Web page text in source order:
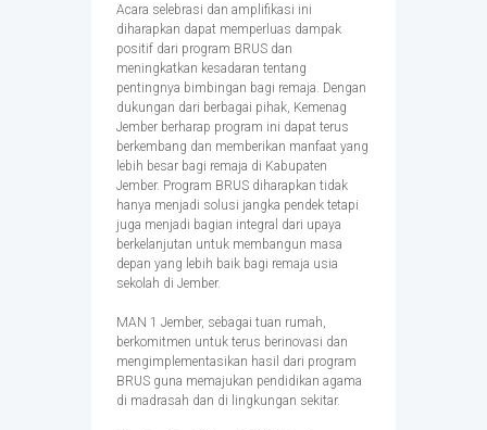
Acara selebrasi dan amplifikasi ini
diharapkan dapat memperluas dampak
positif dari program BRUS dan
meningkatkan kesadaran tentang
pentingnya bimbingan bagi remaja. Dengan
dukungan dari berbagai pihak, Kemenag
Jember berharap program ini dapat terus
berkembang dan memberikan manfaat yang
lebih besar bagi remaja di Kabupaten
Jember. Program BRUS diharapkan tidak
hanya menjadi solusi jangka pendek tetapi
juga menjadi bagian integral dari upaya
berkelanjutan untuk membangun masa
depan yang lebih baik bagi remaja usia
sekolah di Jember.
MAN 1 Jember, sebagai tuan rumah,
berkomitmen untuk terus berinovasi dan
mengimplementasikan hasil dari program
BRUS guna memajukan pendidikan agama
di madrasah dan di lingkungan sekitar.